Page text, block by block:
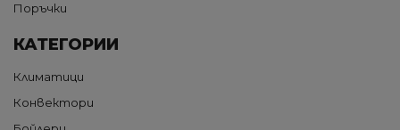
Поръчки
КАТЕГОРИИ
Климатици
Конвектори